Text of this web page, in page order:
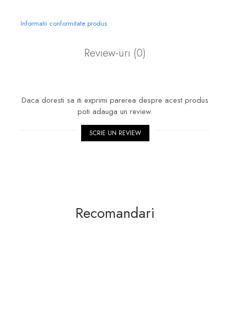
Informatii conformitate produs
Review-uri (0)
Daca doresti sa iti exprimi parerea despre acest produs
poti adauga un review.
SCRIE UN REVIEW
Recomandari